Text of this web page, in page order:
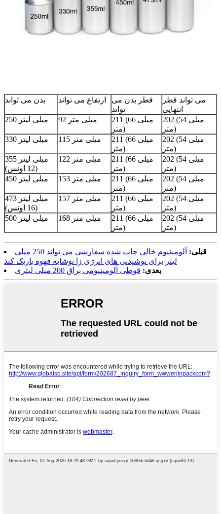
بدن می تواند ارتفاع می تواند
قطر بدن می
تواند
می تواند قطر
انتهایی
250 میلی لیتر
92 میلی متر
211 (66 میلی
متر)
202 (54 میلی
متر)
330 میلی لیتر
115 میلی متر
211 (66 میلی
متر)
202 (54 میلی
متر)
355 میلی لیتر
(12 اونس)
122 میلی متر
211 (66 میلی
متر)
202 (54 میلی
متر)
450 میلی لیتر
153 میلی متر
211 (66 میلی
متر)
202 (54 میلی
متر)
473 میلی لیتر
(16 اونس)
157 میلی متر
211 (66 میلی
متر)
202 (54 میلی
متر)
500 میلی لیتر
168 میلی متر
211 (66 میلی
متر)
202 (54 میلی
متر)
قبلی:
آلومینیوم خالی چاپ شده سفارشی می تواند 250 میلی
لیتر برای نوشیدنی های انرژی زا نوشابه قهوه باریک کند
بعدی: قوطی آلومینیومی براق 200 میلی لیتری